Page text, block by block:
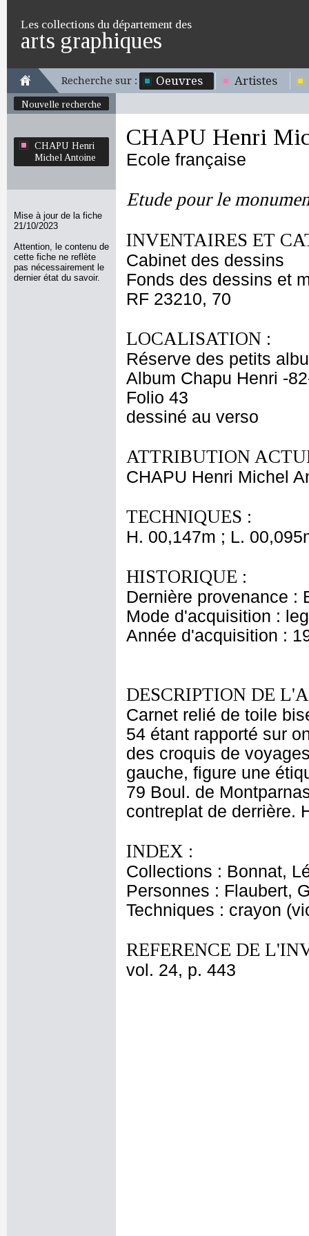
Les collections du département des
arts graphiques
Recherche sur : Oeuvres Artistes
Nouvelle recherche
CHAPU Henri
Michel Antoine
Mise à jour de la fiche
21/10/2023
Attention, le contenu de
cette fiche ne reflète
pas nécessairement le
dernier état du savoir.
CHAPU Henri
Ecole française
Etude pour le
INVENTAIRES ET
Cabinet des dessins
Fonds des dessins et
RF 23210, 70
LOCALISATION :
Réserve des petits
Album Chapu Henri -
Folio 43
dessiné au verso
ATTRIBUTION
CHAPU Henri Michel
TECHNIQUES :
H. 00,147m ; L.
HISTORIQUE :
Dernière provenance :
Mode d'acquisition :
Année d'acquisition :
DESCRIPTION DE
Carnet relié de toile
54 étant rapporté sur
des croquis de
gauche, figure une
79 Boul. de
contreplat de derrière.
INDEX :
Collections : Bonnat,
Personnes : Flaubert,
Techniques : crayon
REFERENCE DE
vol. 24, p. 443